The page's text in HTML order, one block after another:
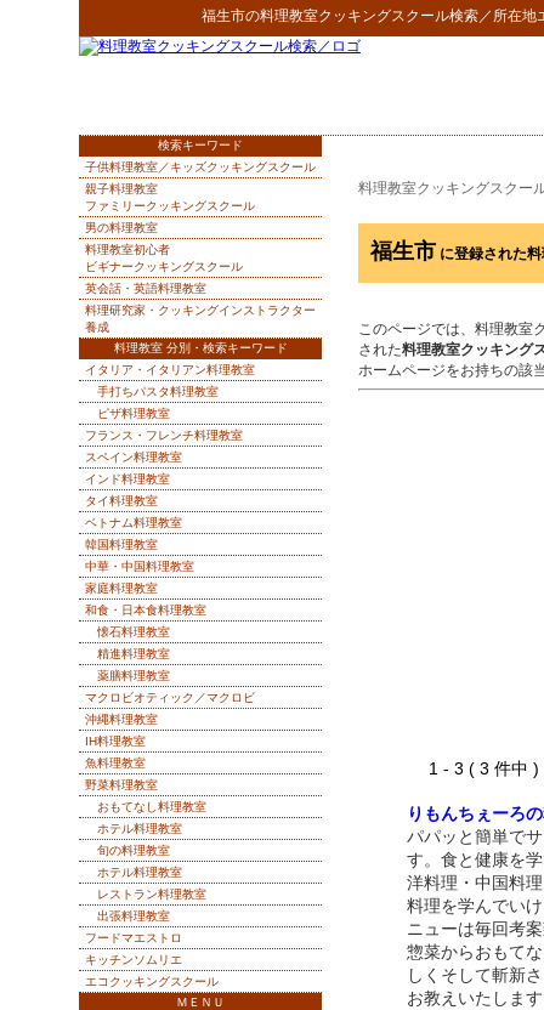
福生市の料理教室クッキングスクール検索／所在地
料理教室クッキングスクー
福生市 に登録された
このページでは、料理教室
された料理教室クッキング
ホームページをお持ちの該
1 - 3 ( 3 件
りもんちぇーろ
パパッと簡単で
す。食と健康を
洋料理・中国料
料理を学んでい
ニューは毎回考
惣菜からおもて
しくそして斬新
お教えいたしま
検索キーワード
子供料理教室／キッズクッキングスクール
親子料理教室
ファミリークッキングスクール
男の料理教室
料理教室初心者
ビギナークッキングスクール
英会話・英語料理教室
料理研究家・クッキングインストラクター
養成
料理教室 分別・検索キーワード
イタリア・イタリアン料理教室
手打ちパスタ料理教室
ピザ料理教室
フランス・フレンチ料理教室
スペイン料理教室
インド料理教室
タイ料理教室
ベトナム料理教室
韓国料理教室
中華・中国料理教室
家庭料理教室
和食・日本食料理教室
懐石料理教室
精進料理教室
薬膳料理教室
マクロビオティック／マクロビ
沖縄料理教室
IH料理教室
魚料理教室
野菜料理教室
おもてなし料理教室
ホテル料理教室
旬の料理教室
ホテル料理教室
レストラン料理教室
出張料理教室
フードマエストロ
キッチンソムリエ
エコクッキングスクール
ＭＥＮＵ